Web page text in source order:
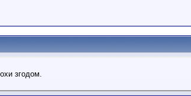
згодом.